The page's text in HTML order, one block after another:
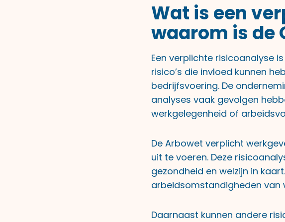
Wat is een
waarom is de
Een verplichte risicoanalyse
risico’s die invloed kunnen
bedrijfsvoering. De
analyses vaak gevolgen
werkgelegenheid of
De Arbowet verplicht
uit te voeren. Deze
gezondheid en welzijn in
arbeidsomstandigheden van
Daarnaast kunnen andere